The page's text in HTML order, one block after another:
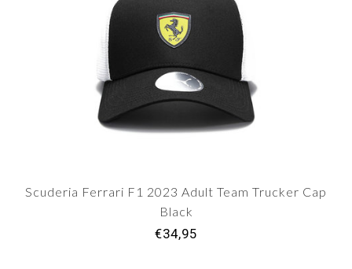
Scuderia Ferrari F1 2023 Adult Team Trucker Cap
Black
€34,95